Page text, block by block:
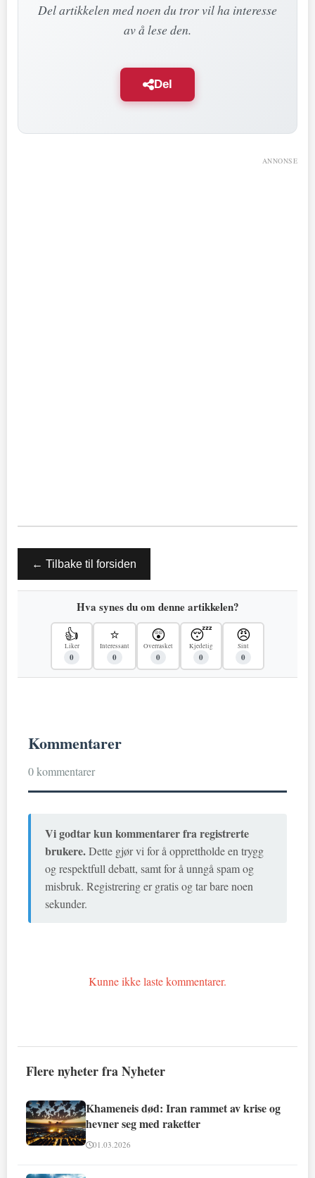
Del artikkelen med noen du tror vil ha interesse
av å lese den.
Del
ANNONSE
← Tilbake til forsiden
Hva synes du om denne artikkelen?
👍
Liker
0
⭐
Interessant
0
😲
Overrasket
0
😴
Kjedelig
0
😠
Sint
0
Kommentarer
0 kommentarer
Vi godtar kun kommentarer fra registrerte
brukere.Dette gjør vi for å opprettholde en trygg
og respektfull debatt, samt for å unngå spam og
misbruk. Registrering er gratis og tar bare noen
sekunder.
Kunne ikke laste kommentarer.
Flere nyheter fra Nyheter
Khameneis død: Iran rammet av krise og
hevner seg med raketter
01.03.2026